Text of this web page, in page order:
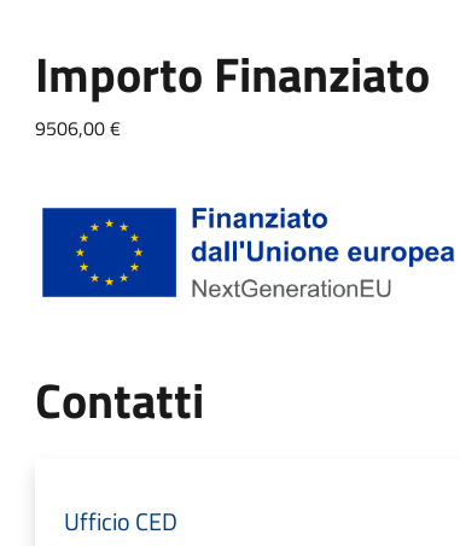
Importo Finanziato
9506,00 €
Contatti
Ufficio CED